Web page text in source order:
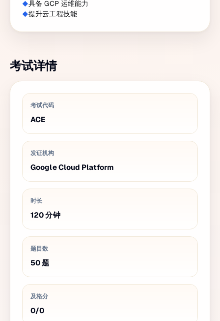
具备 GCP 运维能力
提升云工程技能
考试详情
考试代码
ACE
发证机构
Google Cloud Platform
时长
120分钟
题目数
50题
及格分
0/0